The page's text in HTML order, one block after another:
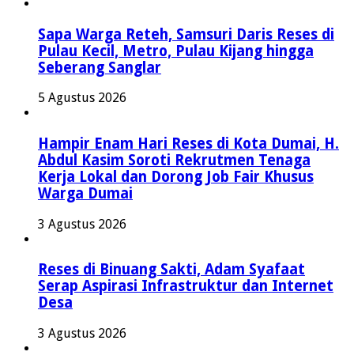
Sapa Warga Reteh, Samsuri Daris Reses di
Pulau Kecil, Metro, Pulau Kijang hingga
Seberang Sanglar
5 Agustus 2026
Hampir Enam Hari Reses di Kota Dumai, H.
Abdul Kasim Soroti Rekrutmen Tenaga
Kerja Lokal dan Dorong Job Fair Khusus
Warga Dumai
3 Agustus 2026
Reses di Binuang Sakti, Adam Syafaat
Serap Aspirasi Infrastruktur dan Internet
Desa
3 Agustus 2026